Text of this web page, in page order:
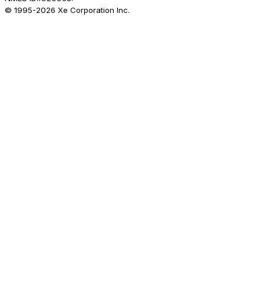
© 1995-2026 Xe Corporation Inc.